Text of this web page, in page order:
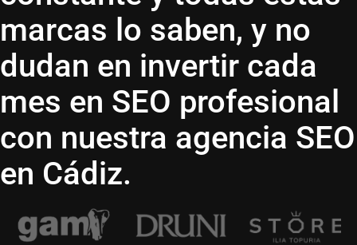
marcas lo saben, y no
dudan en invertir cada
mes en SEO profesional
con nuestra agencia SEO
en Cádiz.